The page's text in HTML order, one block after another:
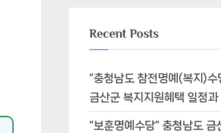
Recent Posts
“충청남도 참전명예(복지)수
금산군 복지지원혜택 일정과
“보훈명예수당” 충청남도 금